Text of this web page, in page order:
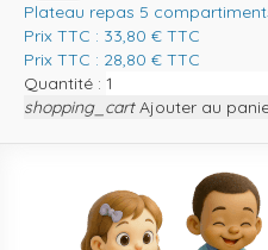
Plateau repas 5
Prix TTC : 33,80 € TTC
Prix TTC : 28,80 € TTC
Quantité :
shopping_cart Ajouter au